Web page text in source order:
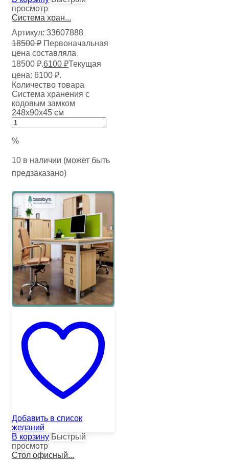
просмотр
Система хран...
Артикул: 33607888
18500₽ Первоначальная
цена составляла
18500 ₽.6100 ₽Текущая
цена: 6100 ₽.
Количество товара
Система хранения с
кодовым замком
248х90х45 см
%
10 в наличии (может быть
предзаказано)
Добавить в список
желаний
В корзину Быстрый
просмотр
Стол офисный...